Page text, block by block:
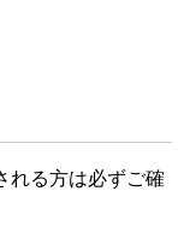
れる方は必ずご確